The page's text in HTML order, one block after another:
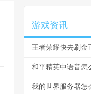
.
游戏资讯
王者荣耀快去刷金
和平精英中语音怎
我的世界服务器怎